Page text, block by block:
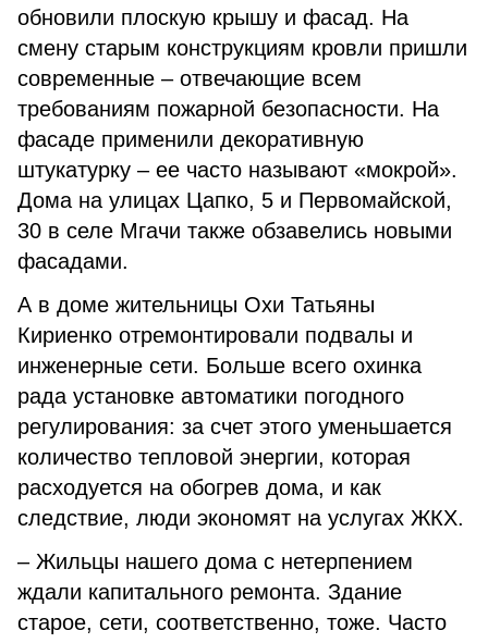
обновили плоскую крышу и фасад. На
смену старым конструкциям кровли пришли
современные – отвечающие всем
требованиям пожарной безопасности. На
фасаде применили декоративную
штукатурку – ее часто называют «мокрой».
Дома на улицах Цапко, 5 и Первомайской,
30 в селе Мгачи также обзавелись новыми
фасадами.
А в доме жительницы Охи Татьяны
Кириенко отремонтировали подвалы и
инженерные сети. Больше всего охинка
рада установке автоматики погодного
регулирования: за счет этого уменьшается
количество тепловой энергии, которая
расходуется на обогрев дома, и как
следствие, люди экономят на услугах ЖКХ.
– Жильцы нашего дома с нетерпением
ждали капитального ремонта. Здание
старое, сети, соответственно, тоже. Часто